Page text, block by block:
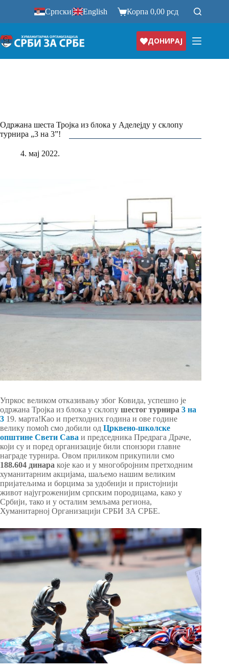
Српски| English Корпа0,00рсд
ДОНИРАЈ
Одржана шеста Тројка из блока у Аделејду у склопу
турнира „3 на 3”!
4. мај 2022.
Упркос великом отказивању због Ковида, успешно је
одржана Тројка из блока у склопу шестог турнира 3 на
3 19. марта!Као и претходних година и ове године
велику помоћ смо добили од Црквено-школске
општине Свети Сава и председника Предрага Драче,
који су и поред организације били спонзори главне
награде турнира. Овом приликом прикупили смо
188.604 динара које као и у многобројним претходним
хуманитарним акцијама, шаљемо нашим великим
пријатељима и борцима за удобнији и пристојнији
живот најугроженијим српским породицама, како у
Србији, тако и у осталим земљама региона,
Хуманитарној Организацији СРБИ ЗА СРБЕ.